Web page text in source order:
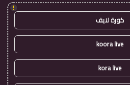
!
كورة لايف
koora live
kora live